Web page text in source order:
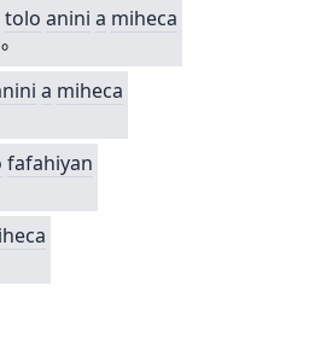
tolo anini a miheca
a miheca
fafahiyan